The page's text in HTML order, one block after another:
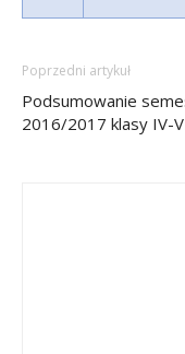
Poprzedni artykuł
Podsumowanie
2016/2017 klasy IV-